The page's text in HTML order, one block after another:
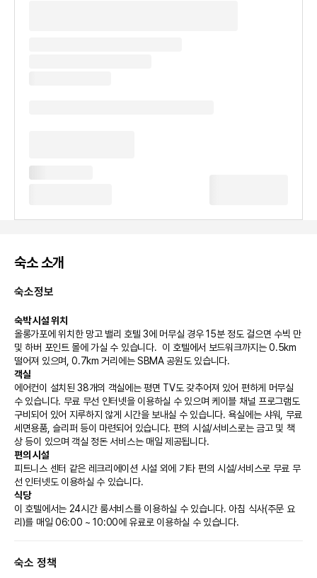
숙소 소개
숙소정보
숙박 시설 위치
올롱가포에 위치한 망고 밸리 호텔 3에 머무실 경우 15분 정도 걸으면 수빅 만
및 하버 포인트 몰에 가실 수 있습니다.  이 호텔에서 보드워크까지는 0.5km
떨어져 있으며, 0.7km 거리에는 SBMA 공원도 있습니다.
객실
에어컨이 설치된 38개의 객실에는 평면 TV도 갖추어져 있어 편하게 머무실
수 있습니다. 무료 무선 인터넷을 이용하실 수 있으며 케이블 채널 프로그램도
구비되어 있어 지루하지 않게 시간을 보내실 수 있습니다. 욕실에는 샤워, 무료
세면용품, 슬리퍼 등이 마련되어 있습니다. 편의 시설/서비스로는 금고 및 책
상 등이 있으며 객실 정돈 서비스는 매일 제공됩니다.
편의 시설
피트니스 센터 같은 레크리에이션 시설 외에 기타 편의 시설/서비스로 무료 무
선 인터넷도 이용하실 수 있습니다.
식당
이 호텔에서는 24시간 룸서비스를 이용하실 수 있습니다. 아침 식사(주문 요
리)를 매일 06:00 ~ 10:00에 유료로 이용하실 수 있습니다.
스, 24시간 운영되는 프런트 데스크 등이 있습니다. 시설 내에서 무료 셀프 주
숙소 정책